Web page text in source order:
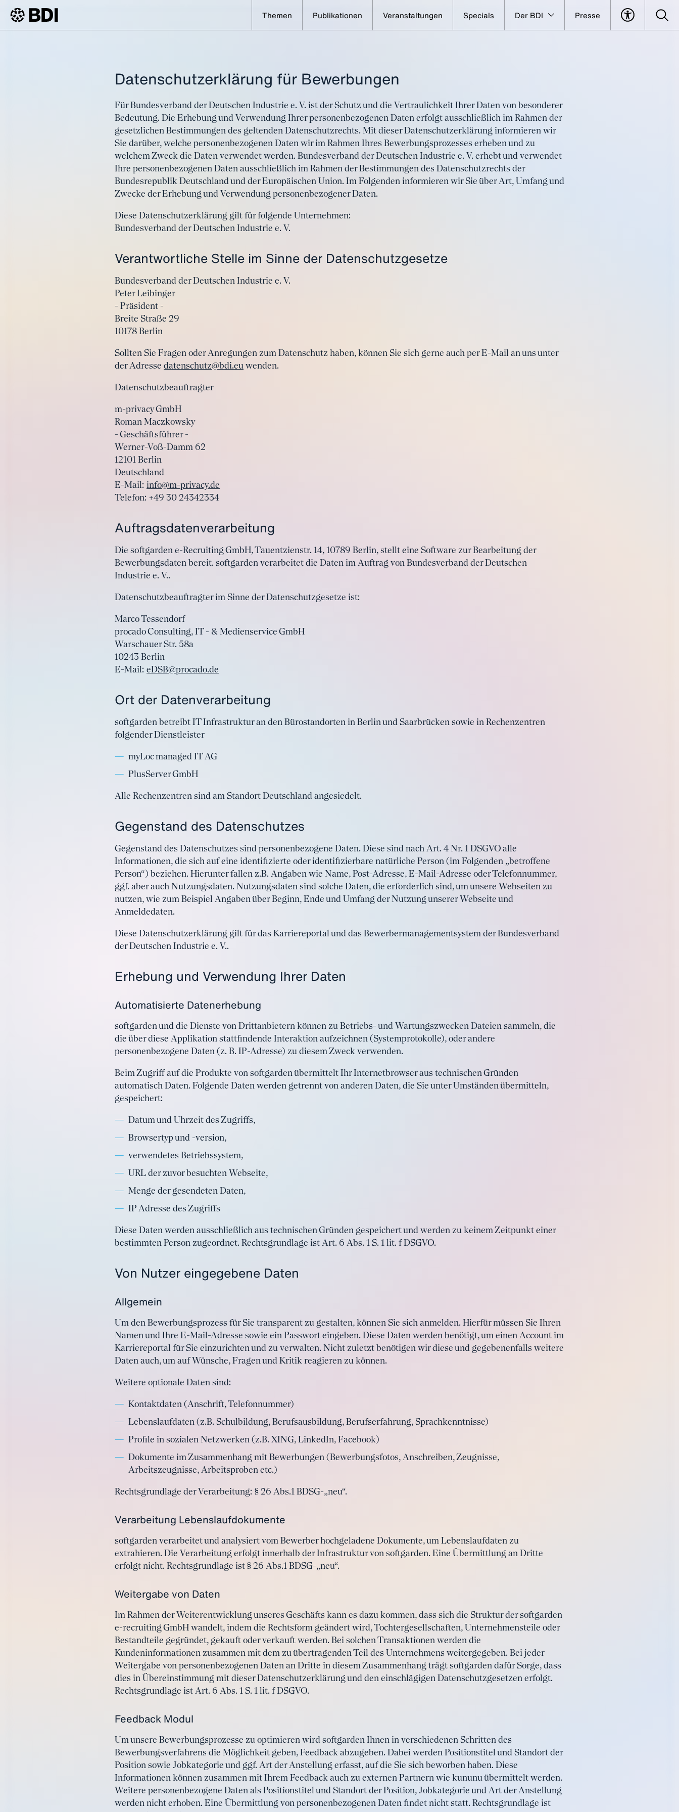
Themen Publikationen Veranstaltungen Specials Der BDI Presse
Datenschutzerklärung für Bewerbungen
Für Bundesverband der Deutschen Industrie e. V. ist der Schutz und die Vertraulichkeit Ihrer Daten von besonderer
Bedeutung. Die Erhebung und Verwendung Ihrer personenbezogenen Daten erfolgt ausschließlich im Rahmen der
gesetzlichen Bestimmungen des geltenden Datenschutzrechts. Mit dieser Datenschutzerklärung informieren wir
Sie darüber, welche personenbezogenen Daten wir im Rahmen Ihres Bewerbungsprozesses erheben und zu
welchem Zweck die Daten verwendet werden. Bundesverband der Deutschen Industrie e. V. erhebt und verwendet
Ihre personenbezogenen Daten ausschließlich im Rahmen der Bestimmungen des Datenschutzrechts der
Bundesrepublik Deutschland und der Europäischen Union. Im Folgenden informieren wir Sie über Art, Umfang und
Zwecke der Erhebung und Verwendung personenbezogener Daten.
Diese Datenschutzerklärung gilt für folgende Unternehmen:
Bundesverband der Deutschen Industrie e. V.
Verantwortliche Stelle im Sinne der Datenschutzgesetze
Bundesverband der Deutschen Industrie e. V.
Peter Leibinger
- Präsident -
Breite Straße 29
10178 Berlin
Sollten Sie Fragen oder Anregungen zum Datenschutz haben, können Sie sich gerne auch per E-Mail an uns unter
der Adresse datenschutz@bdi.eu wenden.
Datenschutzbeauftragter
m-privacy GmbH
Roman Maczkowsky
- Geschäftsführer -
Werner-Voß-Damm 62
12101 Berlin
Deutschland
E-Mail: info@m-privacy.de
Telefon: +49 30 24342334
Auftragsdatenverarbeitung
Die softgarden e-Recruiting GmbH, Tauentzienstr. 14, 10789 Berlin, stellt eine Software zur Bearbeitung der
Bewerbungsdaten bereit. softgarden verarbeitet die Daten im Auftrag von Bundesverband der Deutschen
Industrie e. V..
Datenschutzbeauftragter im Sinne der Datenschutzgesetze ist:
Marco Tessendorf
procado Consulting, IT - & Medienservice GmbH
Warschauer Str. 58a
10243 Berlin
E-Mail: eDSB@procado.de
Ort der Datenverarbeitung
softgarden betreibt IT Infrastruktur an den Bürostandorten in Berlin und Saarbrücken sowie in Rechenzentren
folgender Dienstleister
myLoc managed IT AG
PlusServer GmbH
Alle Rechenzentren sind am Standort Deutschland angesiedelt.
Gegenstand des Datenschutzes
Gegenstand des Datenschutzes sind personenbezogene Daten. Diese sind nach Art. 4 Nr. 1 DSGVO alle
Informationen, die sich auf eine identifizierte oder identifizierbare natürliche Person (im Folgenden „betroffene
Person“) beziehen. Hierunter fallen z.B. Angaben wie Name, Post-Adresse, E-Mail-Adresse oder Telefonnummer,
ggf. aber auch Nutzungsdaten. Nutzungsdaten sind solche Daten, die erforderlich sind, um unsere Webseiten zu
nutzen, wie zum Beispiel Angaben über Beginn, Ende und Umfang der Nutzung unserer Webseite und
Anmeldedaten.
Diese Datenschutzerklärung gilt für das Karriereportal und das Bewerbermanagementsystem der Bundesverband
der Deutschen Industrie e. V..
Erhebung und Verwendung Ihrer Daten
Automatisierte Datenerhebung
softgarden und die Dienste von Drittanbietern können zu Betriebs- und Wartungszwecken Dateien sammeln, die
die über diese Applikation stattfindende Interaktion aufzeichnen (Systemprotokolle), oder andere
personenbezogene Daten (z. B. IP-Adresse) zu diesem Zweck verwenden.
Beim Zugriff auf die Produkte von softgarden übermittelt Ihr Internetbrowser aus technischen Gründen
automatisch Daten. Folgende Daten werden getrennt von anderen Daten, die Sie unter Umständen übermitteln,
gespeichert:
Datum und Uhrzeit des Zugriffs,
Browsertyp und -version,
verwendetes Betriebssystem,
URL der zuvor besuchten Webseite,
Menge der gesendeten Daten,
IP Adresse des Zugriffs
Diese Daten werden ausschließlich aus technischen Gründen gespeichert und werden zu keinem Zeitpunkt einer
bestimmten Person zugeordnet. Rechtsgrundlage ist Art. 6 Abs. 1 S. 1 lit. f DSGVO.
Von Nutzer eingegebene Daten
Allgemein
Um den Bewerbungsprozess für Sie transparent zu gestalten, können Sie sich anmelden. Hierfür müssen Sie Ihren
Namen und Ihre E-Mail-Adresse sowie ein Passwort eingeben. Diese Daten werden benötigt, um einen Account im
Karriereportal für Sie einzurichten und zu verwalten. Nicht zuletzt benötigen wir diese und gegebenenfalls weitere
Daten auch, um auf Wünsche, Fragen und Kritik reagieren zu können.
Weitere optionale Daten sind:
Kontaktdaten (Anschrift, Telefonnummer)
Lebenslaufdaten (z.B. Schulbildung, Berufsausbildung, Berufserfahrung, Sprachkenntnisse)
Profile in sozialen Netzwerken (z.B. XING, LinkedIn, Facebook)
Dokumente im Zusammenhang mit Bewerbungen (Bewerbungsfotos, Anschreiben, Zeugnisse,
Arbeitszeugnisse, Arbeitsproben etc.)
Rechtsgrundlage der Verarbeitung: § 26 Abs.1 BDSG-„neu“.
Verarbeitung Lebenslaufdokumente
softgarden verarbeitet und analysiert vom Bewerber hochgeladene Dokumente, um Lebenslaufdaten zu
extrahieren. Die Verarbeitung erfolgt innerhalb der Infrastruktur von softgarden. Eine Übermittlung an Dritte
erfolgt nicht. Rechtsgrundlage ist § 26 Abs.1 BDSG-„neu“.
Weitergabe von Daten
Im Rahmen der Weiterentwicklung unseres Geschäfts kann es dazu kommen, dass sich die Struktur der softgarden
e-recruiting GmbH wandelt, indem die Rechtsform geändert wird, Tochtergesellschaften, Unternehmensteile oder
Bestandteile gegründet, gekauft oder verkauft werden. Bei solchen Transaktionen werden die
Kundeninformationen zusammen mit dem zu übertragenden Teil des Unternehmens weitergegeben. Bei jeder
Weitergabe von personenbezogenen Daten an Dritte in diesem Zusammenhang trägt softgarden dafür Sorge, dass
dies in Übereinstimmung mit dieser Datenschutzerklärung und den einschlägigen Datenschutzgesetzen erfolgt.
Rechtsgrundlage ist Art. 6 Abs. 1 S. 1 lit. f DSGVO.
Feedback Modul
Um unsere Bewerbungsprozesse zu optimieren wird softgarden Ihnen in verschiedenen Schritten des
Bewerbungsverfahrens die Möglichkeit geben, Feedback abzugeben. Dabei werden Positionstitel und Standort der
Position sowie Jobkategorie und ggf. Art der Anstellung erfasst, auf die Sie sich beworben haben. Diese
Informationen können zusammen mit Ihrem Feedback auch zu externen Partnern wie kununu übermittelt werden.
Weitere personenbezogene Daten als Positionstitel und Standort der Position, Jobkategorie und Art der Anstellung
werden nicht erhoben. Eine Übermittlung von personenbezogenen Daten findet nicht statt. Rechtsgrundlage ist